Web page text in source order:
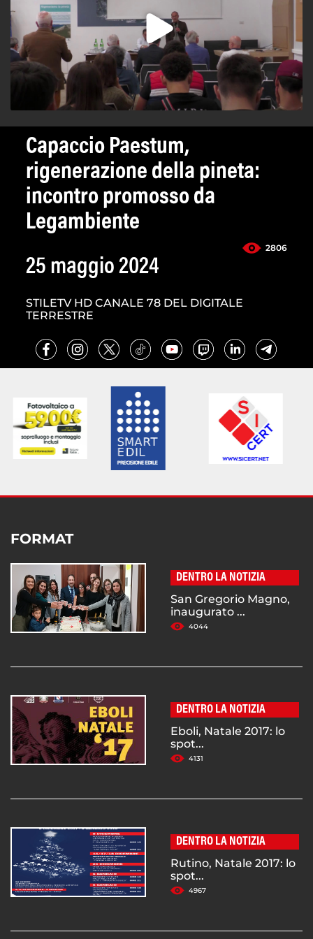
Capaccio Paestum,
rigenerazione della pineta:
incontro promosso da
Legambiente
2806
25 maggio 2024
STILETV HD CANALE 78 DEL DIGITALE
TERRESTRE
FORMAT
DENTRO LA NOTIZIA
San Gregorio Magno,
inaugurato ...
4044
DENTRO LA NOTIZIA
Eboli, Natale 2017: lo
spot...
4131
DENTRO LA NOTIZIA
Rutino, Natale 2017: lo
spot...
4967